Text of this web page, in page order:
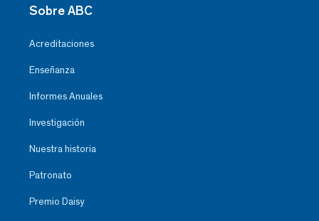
Sobre ABC
Acreditaciones
Enseñanza
Informes Anuales
Investigación
Nuestra historia
Patronato
Premio Daisy